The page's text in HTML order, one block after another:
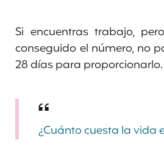
Si encuentras trabajo,
conseguido el número, no
28 días para proporcionarlo.
¿Cuánto cuesta la vida